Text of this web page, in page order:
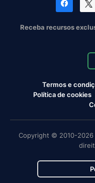
Receba recursos
Termos e
Política de cookies
Copyright © 2010-2026